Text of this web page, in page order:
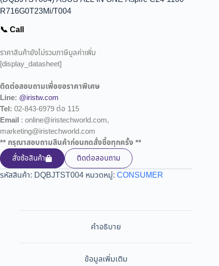
R716G0T23Mi/T004
📞 Call
ราคาสินค้ายังไม่รวมภาษีมูลค่าเพิ่ม
[display_datasheet]
ติดต่อสอบถามเพื่อขอราคาพิเศษ
Line: @iristw.com
Tel: 02-843-6979 ต่อ 115
Email : online@iristechworld.com,
marketing@iristechworld.com
** กรุณาสอบถามสินค้าก่อนกดสั่งซื้อทุกครั้ง **
สั่งซ้อสินค้า
ติดต่อสอบถาม
รหัสสินค้า: DQBJTST004 หมวดหมู่: CONSUMER
คำอธิบาย
ข้อมูลเพิ่มเติม